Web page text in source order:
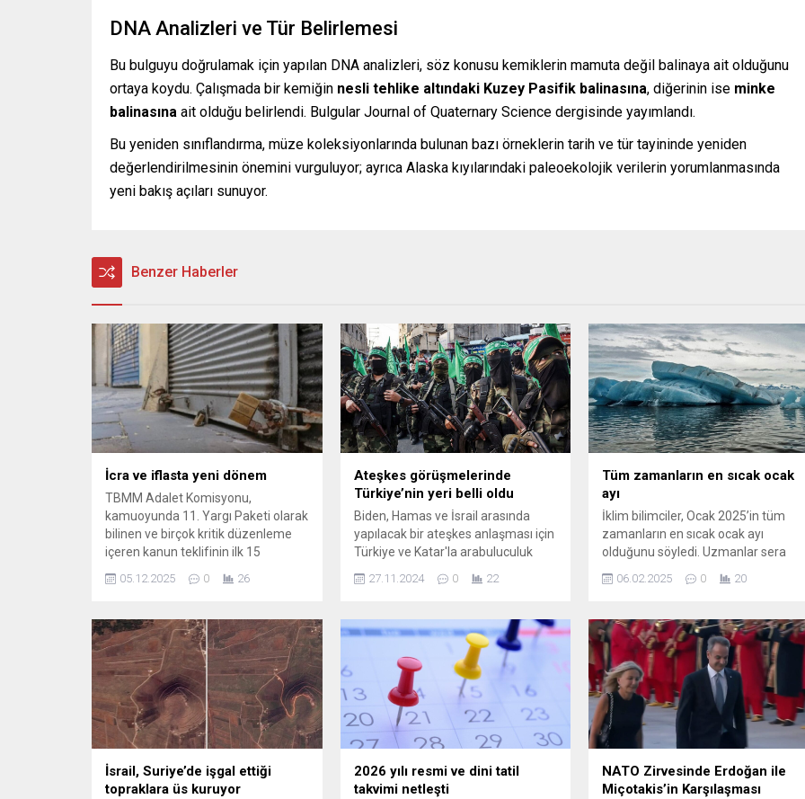
DNA Analizleri ve Tür Belirlemesi
Bu bulguyu doğrulamak için yapılan DNA analizleri, söz konusu kemiklerin mamuta değil balinaya ait olduğunu
ortaya koydu. Çalışmada bir kemiğin nesli tehlike altındaki Kuzey Pasifik balinasına, diğerinin ise minke
balinasına ait olduğu belirlendi. Bulgular Journal of Quaternary Science dergisinde yayımlandı.
Bu yeniden sınıflandırma, müze koleksiyonlarında bulunan bazı örneklerin tarih ve tür tayininde yeniden
değerlendirilmesinin önemini vurguluyor; ayrıca Alaska kıyılarındaki paleoekolojik verilerin yorumlanmasında
yeni bakış açıları sunuyor.
Benzer Haberler
İcra ve iflasta yeni dönem
TBMM Adalet Komisyonu,
kamuoyunda 11. Yargı Paketi olarak
bilinen ve birçok kritik düzenleme
içeren kanun teklifinin ilk 15
maddeler, özellikle icra ve iflas
içeriyor.
05.12.2025 0 26
Ateşkes görüşmelerinde
Türkiye’nin yeri belli oldu
Biden, Hamas ve İsrail arasında
yapılacak bir ateşkes anlaşması için
Türkiye ve Katar'la arabuluculuk
duyurdu.
27.11.2024 0 22
Tüm zamanların en sıcak ocak
ayı
İklim bilimciler, Ocak 2025’in tüm
zamanların en sıcak ocak ayı
olduğunu söyledi. Uzmanlar sera
06.02.2025 0 20
İsrail, Suriye’de işgal ettiği
topraklara üs kuruyor
2026 yılı resmi ve dini tatil
takvimi netleşti
NATO Zirvesinde Erdoğan ile
Miçotakis’in Karşılaşması